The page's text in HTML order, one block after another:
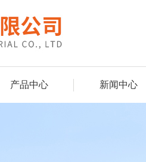
产品中心 新闻中心